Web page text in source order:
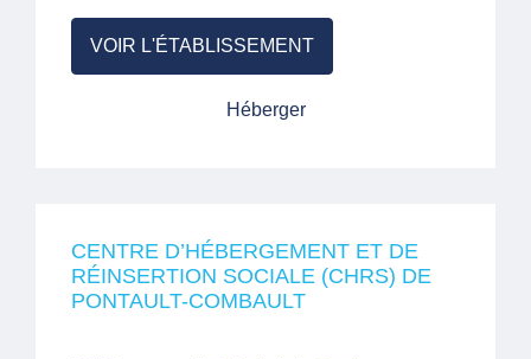
VOIR L'ÉTABLISSEMENT
Héberger
CENTRE D’HÉBERGEMENT ET DE
RÉINSERTION SOCIALE (CHRS) DE
PONTAULT-COMBAULT